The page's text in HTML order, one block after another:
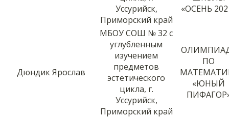
Уссурийск,
Приморский край
«ОСЕНЬ
Дюндик Ярослав
МБОУ СОШ № 32 с
углубленным
изучением
предметов
эстетического
цикла, г.
Уссурийск,
Приморский край
ПО
«ЮНЫЙ